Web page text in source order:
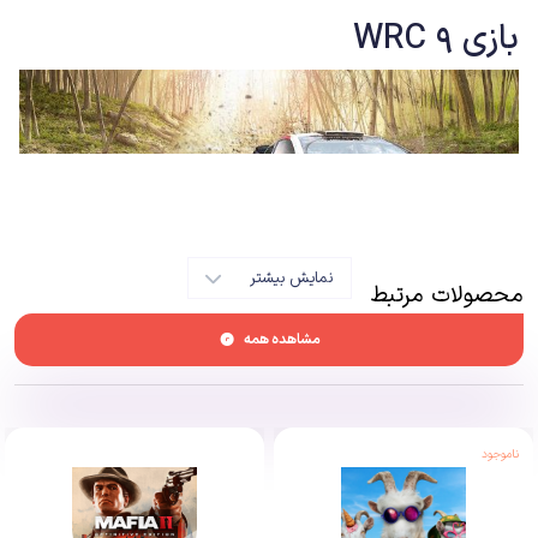
بازی WRC 9
بازی توسط استودیو اولوشن ساخته و توسط سونی منتشر شد، همیشه این سری
دارای مشکلات فراوانی بود و در عمل در کنار دیگر عناوین لایسنس شده‌ای قرار
نمایش بیشتر محصولات مرتبط
مشاهده همه
ناموجود